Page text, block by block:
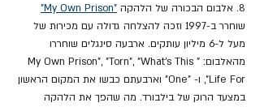
8. אלבום הבכורה של הלהקה
"My Own Prison"
שוחרר ב-1997 וזכה להצלחה גדולה עם מכירות של
מעל ל-6 מיליון עותקים. ארבעה סינגלים שוחררו
מהאלבום: "My Own Prison", "Torn", "What's This
Life For", ו- "One" וארבעתם כבשו את המקום הראשון
במצעד הרוק של בילבורד. מה שהפך את הלהקה